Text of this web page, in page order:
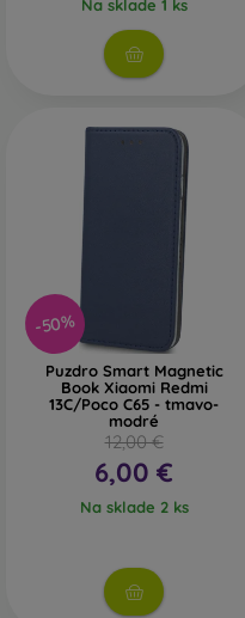
Na sklade 1 ks
-50%
Puzdro Smart Magnetic
Book Xiaomi Redmi
13C/Poco C65 - tmavo-
modré
12,00 €
6,00 €
Na sklade 2 ks